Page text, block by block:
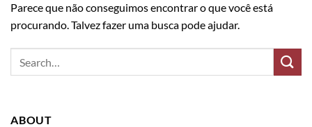
Parece que não conseguimos encontrar o que você está
procurando. Talvez fazer uma busca pode ajudar.
ABOUT